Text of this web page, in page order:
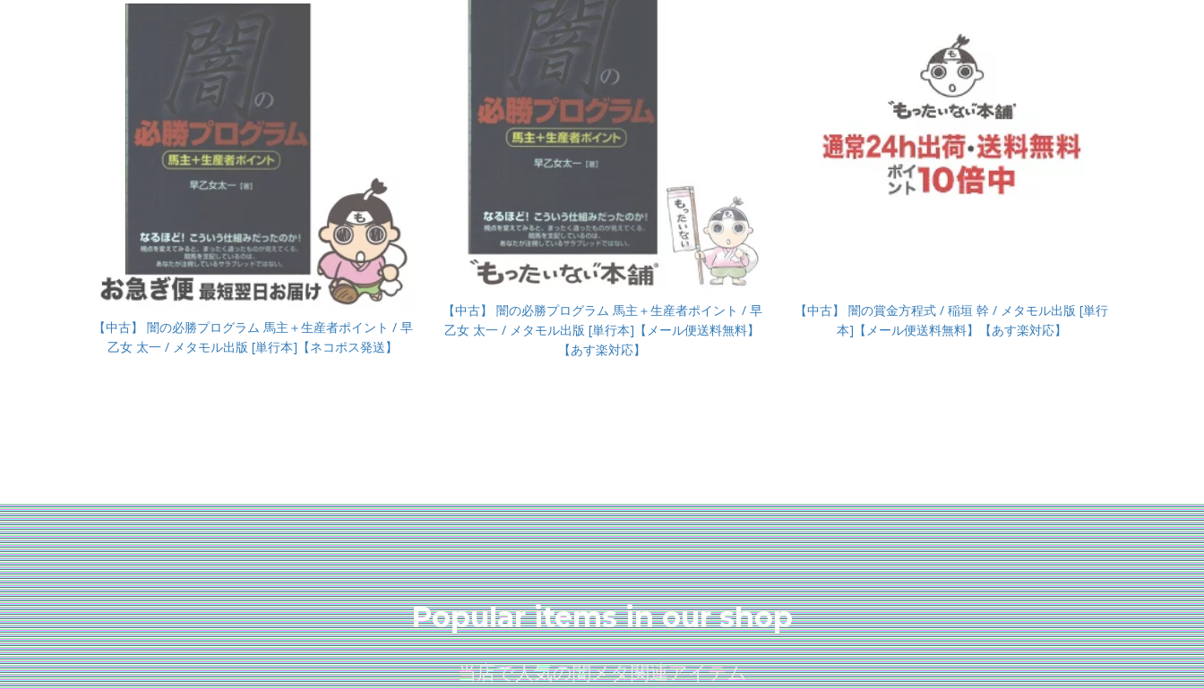
【中古】 闇の必勝プログラム 馬主＋生産者ポイント / 早
乙女 太一 / メタモル出版 [単行本]【ネコポス発送】
【中古】 闇の必勝プログラム 馬主＋生産者ポイント / 早
乙女 太一 / メタモル出版 [単行本]【メール便送料無料】
【あす楽対応】
【中古】 闇の賞金方程式 / 稲垣 幹 / メタモル出版 [単行
本]【メール便送料無料】【あす楽対応】
Popular items in our shop
当店で人気の闇メタ関連アイテム